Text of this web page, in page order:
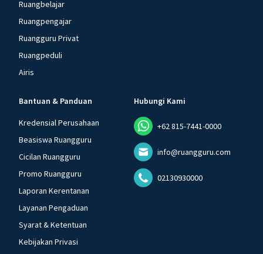
Ruangbelajar
Ruangpengajar
Ruangguru Privat
Ruangpeduli
Airis
Bantuan & Panduan
Kredensial Perusahaan
Beasiswa Ruangguru
Cicilan Ruangguru
Promo Ruangguru
Laporan Kerentanan
Layanan Pengaduan
Syarat & Ketentuan
Kebijakan Privasi
Hubungi Kami
+62 815-7441-0000
info@ruangguru.com
02130930000